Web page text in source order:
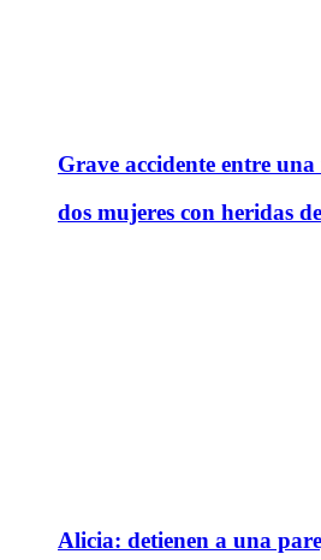
Grave accidente entre
dos mujeres con heridas
Alicia: detienen a una